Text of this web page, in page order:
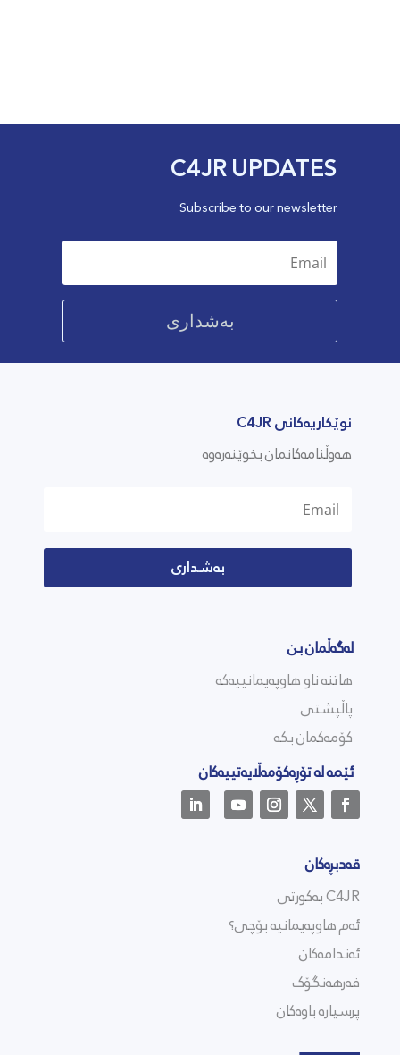
C4JR UPDATES
Subscribe to our newsletter
بەشداری
نوێکاریەکانی C4JR
هەوڵنامەکانمان بخوێنەرەوە
بەشداری
لەگەڵمان بن
هاتنە ناو هاوپەیمانییەکە
پاڵپشتی
کۆمەکمان بکە
ئێمە لە تۆڕەکۆمەڵایەتییەکان
قەدبڕەکان
C4JR بەکورتی
ئەم هاوپەیمانیە بۆچی؟
ئەندامەکان
فەرهەنگۆک
پرسیارە باوەکان